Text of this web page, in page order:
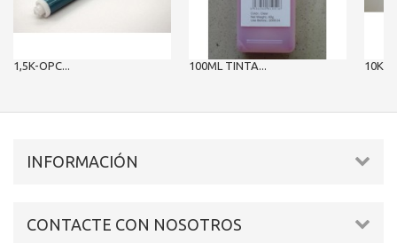
1,5K-OPC... 100ML TINTA... 10K
INFORMACIÓN
CONTACTE CON NOSOTROS